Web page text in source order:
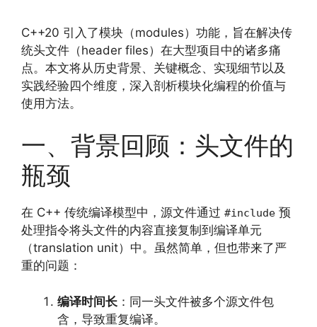
C++20 引入了模块（modules）功能，旨在解决传
统头文件（header files）在大型项目中的诸多痛
点。本文将从历史背景、关键概念、实现细节以及
实践经验四个维度，深入剖析模块化编程的价值与
使用方法。
一、背景回顾：头文件的
瓶颈
在 C++ 传统编译模型中，源文件通过 #include 预
处理指令将头文件的内容直接复制到编译单元
（translation unit）中。虽然简单，但也带来了严
重的问题：
编译时间长 ：同一头文件被多个源文件包
含，导致重复编译。